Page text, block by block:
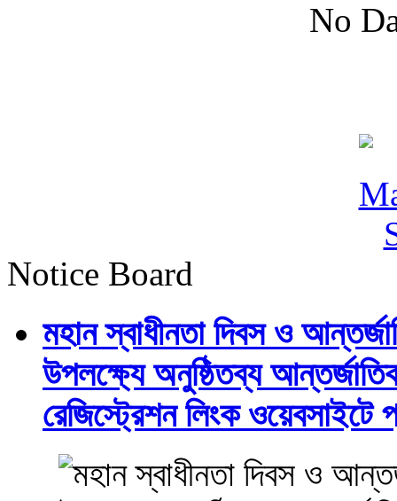
No
Notice Board
মহান স্বাধীনতা দিবস ও
উপলক্ষ্যে অনুষ্ঠিতব্য
রেজিস্ট্রেশন লিংক ওয়েবসাইটে